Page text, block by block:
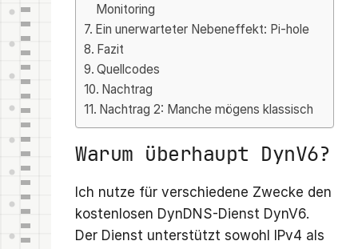
Monitoring
Ein unerwarteter Nebeneffekt: Pi-hole
Fazit
Quellcodes
Nachtrag
Nachtrag 2: Manche mögens klassisch
Warum überhaupt DynV6?
Ich nutze für verschiedene Zwecke den
kostenlosen DynDNS-Dienst DynV6.
Der Dienst unterstützt sowohl IPv4 als